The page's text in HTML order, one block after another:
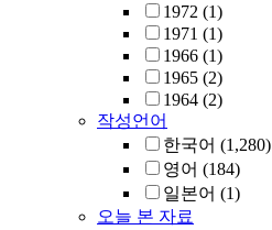
1972 (1)
1971 (1)
1966 (1)
1965 (2)
1964 (2)
작성언어
한국어 (1,280)
영어 (184)
일본어 (1)
오늘 본 자료